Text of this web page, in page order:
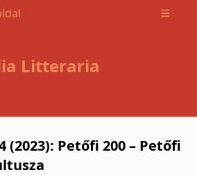
Open
Litteraria
(2023): Petőfi 200 – Petőfi